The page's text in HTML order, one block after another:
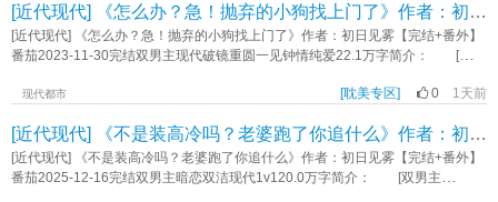
季小姐都要带崽嫁人啦！》作者：南瓜小小姐
医？！ 江亦一话少又不会解释，却凭借一次次当场打脸，硬是把自己送上了
直播榜第一。 本以为只是赚钱糊口，谁知一脚踏进警局编外名单，从此一边
养家，一边破案，一边被某人盯上。 屈政彧(yù)是名光荣的人民警察，高大
感。 某天在单位他瞅见了一只奶牛猫，四只脚白得像穿手套，屁股根还美得
一路尾随此猫，遗憾发现有主。然后主人出来了，人靓条顺一小帅哥，一见钟情
来得就是这么理所当然，当即就打算连猫带人一起养。 屈家这一家人，有钱
有权富得流油。但爹糙妈狠姐铁T，一家子猫嫌狗憎，搁一起凑不出来半个软乎
年！ 报应来了。 一睁眼，他成了荒野求生综艺里查无此人的十八线糊
咖，饿得眼冒金星，镜头都没蹭上。 更绝的是，他心心念念的大反派，竟以
金主爸爸的身份空降现场！真人帅得惨绝人寰！ 程澈内心：“握草！帅死我了
了拯救这位长在自己审美点上的美强惨反派白月光，程澈决定：茶他！攻略他！
尔“不经意”贴贴。 内心OS弹幕刷屏，吐槽力MAX，花痴力更MAX！ 沈含
亭起初觉得这小糊咖挺好，后来又觉得他茶里茶气，最后……杯绿茶，他怎么就
戒不掉了？ 沈含亭：“谢谢你来到这个世界。”《影帝穿书：我靠绿茶拯救反派
[近代现代] 《怎么办？急！抛弃的小狗找上门了》作者：初日见雾【完结+番外】
[近代现代] 《怎么办？急！抛弃的小狗找上门了》作者：初日见雾【完结+番外】
番茄2023-11-30完结双男主现代破镜重圆一见钟情纯爱22.1万字简介： [双男
钟情。 心中的爱意就像是无边无尽的燎原之火，恶劣因子让他控制不住自己
的哥哥。 对方每次不经意的举动都让的他眼眸微暗。 纪寻不知道陆屿究
竟是喜欢他，还是报复同父异母的弟弟。 就在他想要告白之际，那人却消失
了。 * 五年后，两人再次相遇。 陆屿淡定地说，“大家成年人，这种
现代都市 [耽美专区] 0 1天前
[近代现代] 《不是装高冷吗？老婆跑了你追什么》作者：初日见雾【完结+番外】
[近代现代] 《不是装高冷吗？老婆跑了你追什么》作者：初日见雾【完结+番外】
番茄2025-12-16完结双男主暗恋双洁现代1v120.0万字简介： [双男主